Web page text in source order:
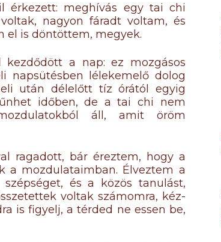
érkezett: meghívás egy tai chi
nagyon fáradt voltam, és
el is döntöttem, megyek.
a nap: ez mozgásos
napsütésben lélekemelő dolog
után délelőtt tíz órától egyig
időben, de a tai chi nem
áll, amit öröm
ragadott, bár éreztem, hogy a
a mozdulataimban. Élveztem a
és a közös tanulást,
voltak számomra, kéz-
is figyelj, a térded ne essen be,